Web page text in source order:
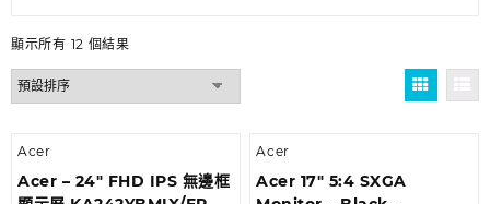
顯示所有 12 個結果
Acer
Acer – 24″ FHD IPS 無邊框
Acer
Acer 17″ 5:4 SXGA